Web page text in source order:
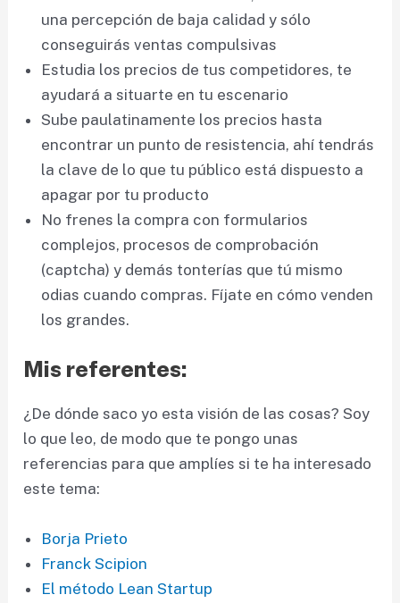
una percepción de baja calidad y sólo
conseguirás ventas compulsivas
Estudia los precios de tus competidores, te
ayudará a situarte en tu escenario
Sube paulatinamente los precios hasta
encontrar un punto de resistencia, ahí tendrás
la clave de lo que tu público está dispuesto a
apagar por tu producto
No frenes la compra con formularios
complejos, procesos de comprobación
(captcha) y demás tonterías que tú mismo
odias cuando compras. Fíjate en cómo venden
los grandes.
Mis referentes:
¿De dónde saco yo esta visión de las cosas? Soy
lo que leo, de modo que te pongo unas
referencias para que amplíes si te ha interesado
este tema:
Borja Prieto
Franck Scipion
El método Lean Startup